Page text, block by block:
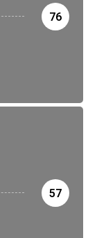
76
57